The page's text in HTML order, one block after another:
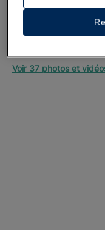
Voir 37 photos et